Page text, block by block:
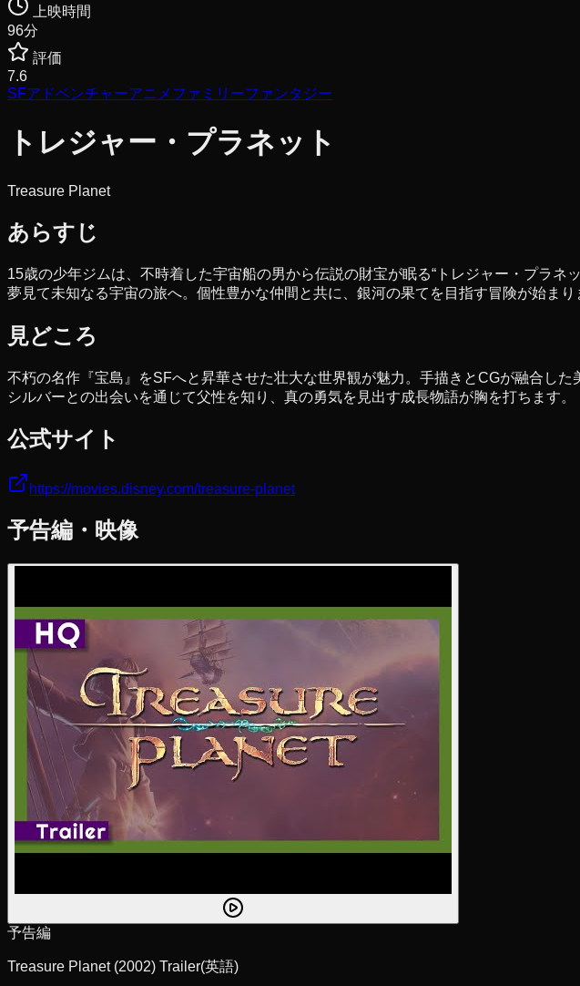
上映時間
96分
評価
7.6
SFアドベンチャーアニメ ファミリーファンタジー
トレジャー・プラネット
Treasure Planet
あらすじ
15歳の少年ジムは、不時着した宇宙船の男から伝説の財宝が眠る“トレジャー・プラ
夢見て未知なる宇宙の旅へ。個性豊かな仲間と共に、銀河の果てを目指す冒険が始まり
見どころ
不朽の名作『宝島』をSFへと昇華させた壮大な世界観が魅力。手描きとCGが融合し
シルバーとの出会いを通じて父性を知り、真の勇気を見出す成長物語が胸を打ちます。
公式サイト
https://movies.disney.com/treasure-planet
予告編・映像
予告編
Treasure Planet (2002) Trailer(英語)